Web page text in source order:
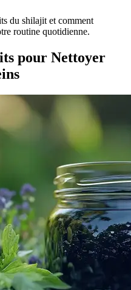
du shilajit et comment
routine quotidienne.
pour Nettoyer